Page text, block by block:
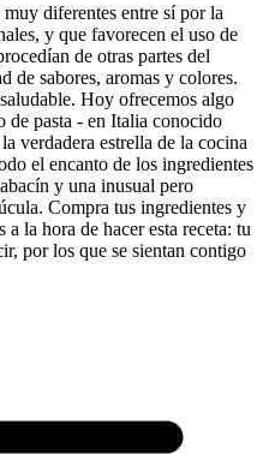
diferentes entre sí por la
y que favorecen el uso de
de otras partes del
de sabores, aromas y colores.
Hoy ofrecemos algo
de pasta - en Italia conocido
verdadera estrella de la cocina
el encanto de los ingredientes
y una inusual pero
Compra tus ingredientes y
a la hora de hacer esta receta: tu
por los que se sientan contigo